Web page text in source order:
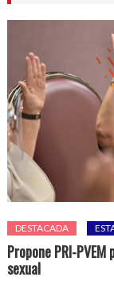
DESTACADA
Propone PRI-
sexual